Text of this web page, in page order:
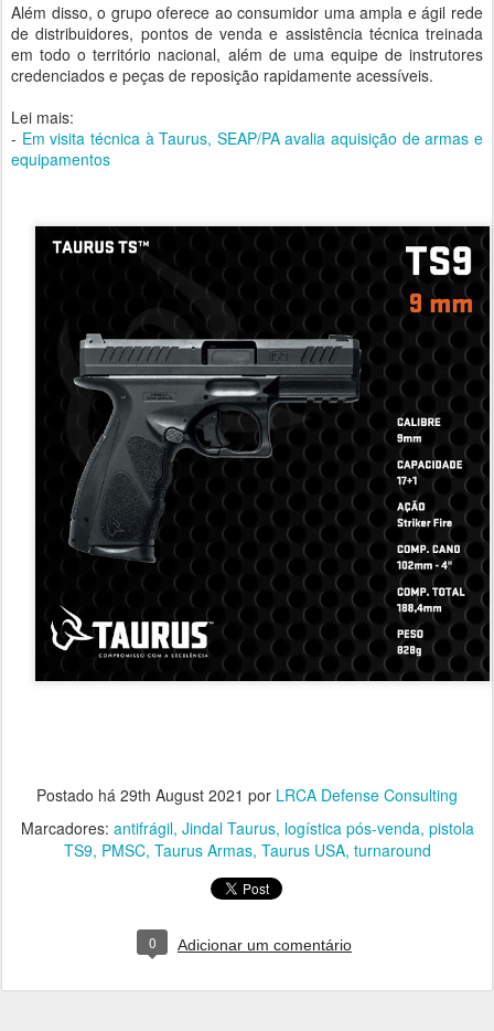
Além disso, o grupo oferece ao consumidor uma ampla e ágil rede
de distribuidores, pontos de venda e assistência técnica treinada
em todo o território nacional, além de uma equipe de instrutores
credenciados e peças de reposição rapidamente acessíveis.
Lei mais:
- Em visita técnica à Taurus, SEAP/PA avalia aquisição de armas e
equipamentos
Postado há 29th August 2021 por LRCA Defense Consulting
Marcadores: antifrágil Jindal Taurus logística pós-venda pistola
TS9 PMSC Taurus Armas Taurus USA turnaround
0 Adicionar um comentário